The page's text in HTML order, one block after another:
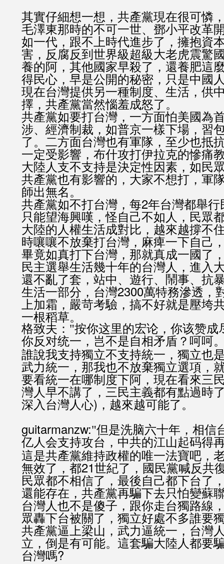
其實仔細想一想，共產黨現在很可憐
毛澤東那時的不可一世、鄧小平改革
如一代，跟不上時代進步了，擁抱資
害，反腐反到世界級超級大老虎震驚
養的阿，其他國家早殺了，還養肥這
得民心，早是公開的秘密，只是中國
現在台灣提供另一種制度、生活，供
擇，共產黨當然惱羞成怒了。
共產黨如要打台灣，一方面怕美國為
涉、經濟制裁，如普京一樣下場，習
了。二方面台灣也有軍隊，至少也抵
一定受影響，布什攻打伊拉克的慘痛
大陸人支不支持是決定性因素，如民
共產黨也有影響的，大家不想打，軍
師出無名。
共產黨如不打台灣，每2年台灣都舉
只能望海興嘆，怪自己不如人，民眾
大陸的人權生活成對比，越來越撐不
時嚷嚷不放棄打台灣，麻痺一下自己
畢竟如真打下台灣，那就真成一國了
民主選舉生活幾十年的台灣人，進入
還不亂了套，站中、遊行、鬧事、抗
生活一部分，台灣2300萬特務滲透，
上加霜，嚴苛考驗，搞不好就是壓垮
一根稻草。
格致夫："按你这里的宏论，你该赞成
你反对统一，岂不是自相矛盾？呵呵
誰說我支持獨立不支持統一，獨立也
武力統一，那我也不放棄獨立選項，
要看統一在哪制度下阿，現在看來三
灣人早不講了，三民主義都有點過時
深入台灣人心)，越來越可能了。
guitarmanzw:"但是洗脑六十年，相信
亿人会支持攻台，中共的江山起码得
這是共產黨維持政權的唯一法寶吧，
無效了，都21世紀了，國民黨喊反共
民眾都不相信了，最後自己都下台了
還能存在，共產黨再騙下去只怕變蘇
台灣人也不是傻子，跟你走台獨路線
眾轟下台被關了，獨立好處不多誰要
共產黨逼上梁山，武力逼統一，台灣
立，倒是有可能。這套騙大陸人都要
台灣嗎?